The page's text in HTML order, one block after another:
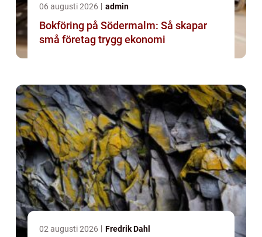
06 augusti 2026 admin
Bokföring på Södermalm: Så skapar
små företag trygg ekonomi
02 augusti 2026 Fredrik Dahl